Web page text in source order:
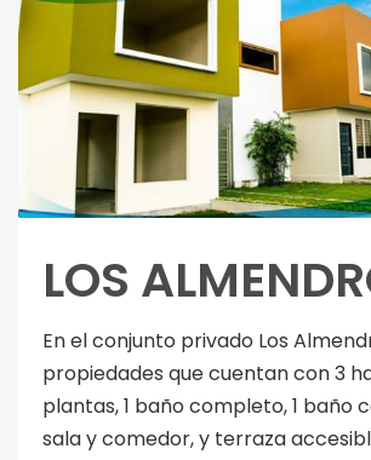
LOS
En el conjunto privado Los
propiedades que cuentan con 3
plantas, 1 baño completo, 1 baño
sala y comedor, y terraza